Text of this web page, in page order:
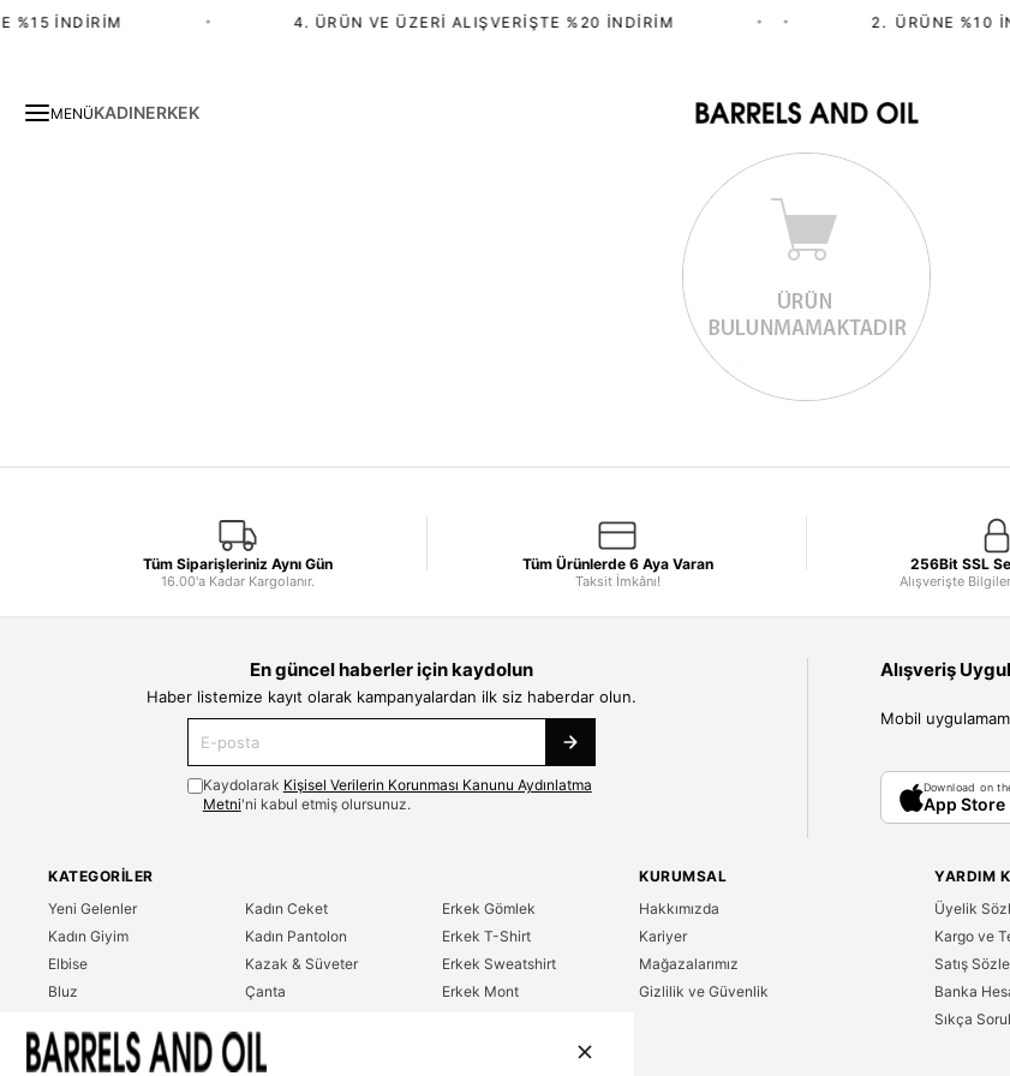
%15 İNDIRIM 4. ÜRÜN VE ÜZERI ALIŞVERIŞTE %20 İNDIRIM 2.⁠ ⁠ÜRÜNE %10
MENÜKADINERKEK
Tüm Siparişleriniz Aynı Gün
16.00'a Kadar Kargolanır.
Tüm Ürünlerde 6 Aya Varan
Taksit İmkânı!
256Bit SSL
Alışverişte
En güncel haberler için kaydolun
Haber listemize kayıt olarak kampanyalardan ilk siz haberdar olun.
Kaydolarak Kişisel Verilerin Korunması Kanunu Aydınlatma
Metni'ni kabul etmiş olursunuz.
Alışveriş
Mobil
Download on
App Store
KATEGORILER
Yeni Gelenler
Kadın Giyim
Elbise
Bluz
T-Shirt
Kadın Ceket
Kadın Pantolon
Kazak & Süveter
Çanta
Erkek Gömlek
Erkek T-Shirt
Erkek Sweatshirt
Erkek Mont
KURUMSAL
Hakkımızda
Kariyer
Mağazalarımız
Gizlilik ve Güvenlik
YARDIM
Üyelik
Kargo ve
Satış
Banka
Sıkça